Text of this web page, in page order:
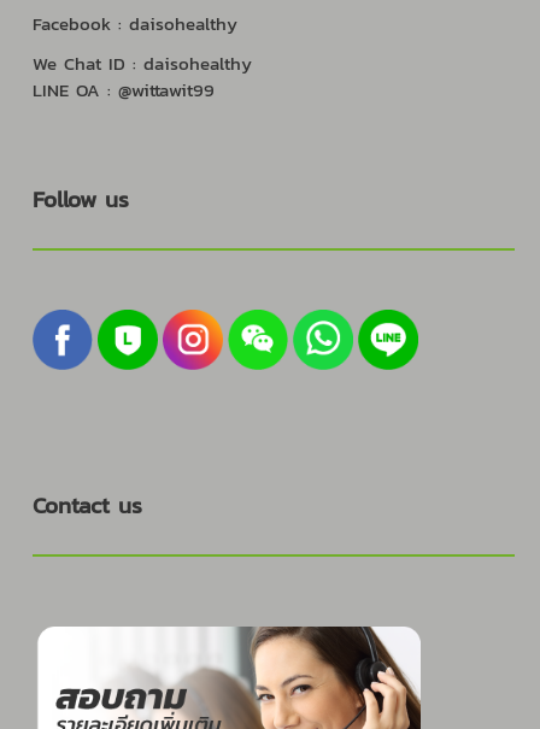
Facebook : daisohealthy
We Chat ID : daisohealthy
LINE OA : @wittawit99
Follow us
Contact us